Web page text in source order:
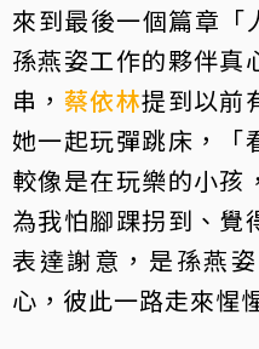
來到最後一個篇章「
孫燕姿工作的夥伴真
串， 蔡依林提到以前
她一起玩彈跳床，「
較像是在玩樂的小孩
為我怕腳踝拐到、覺
表達謝意，是孫燕
心，彼此一路走來惺